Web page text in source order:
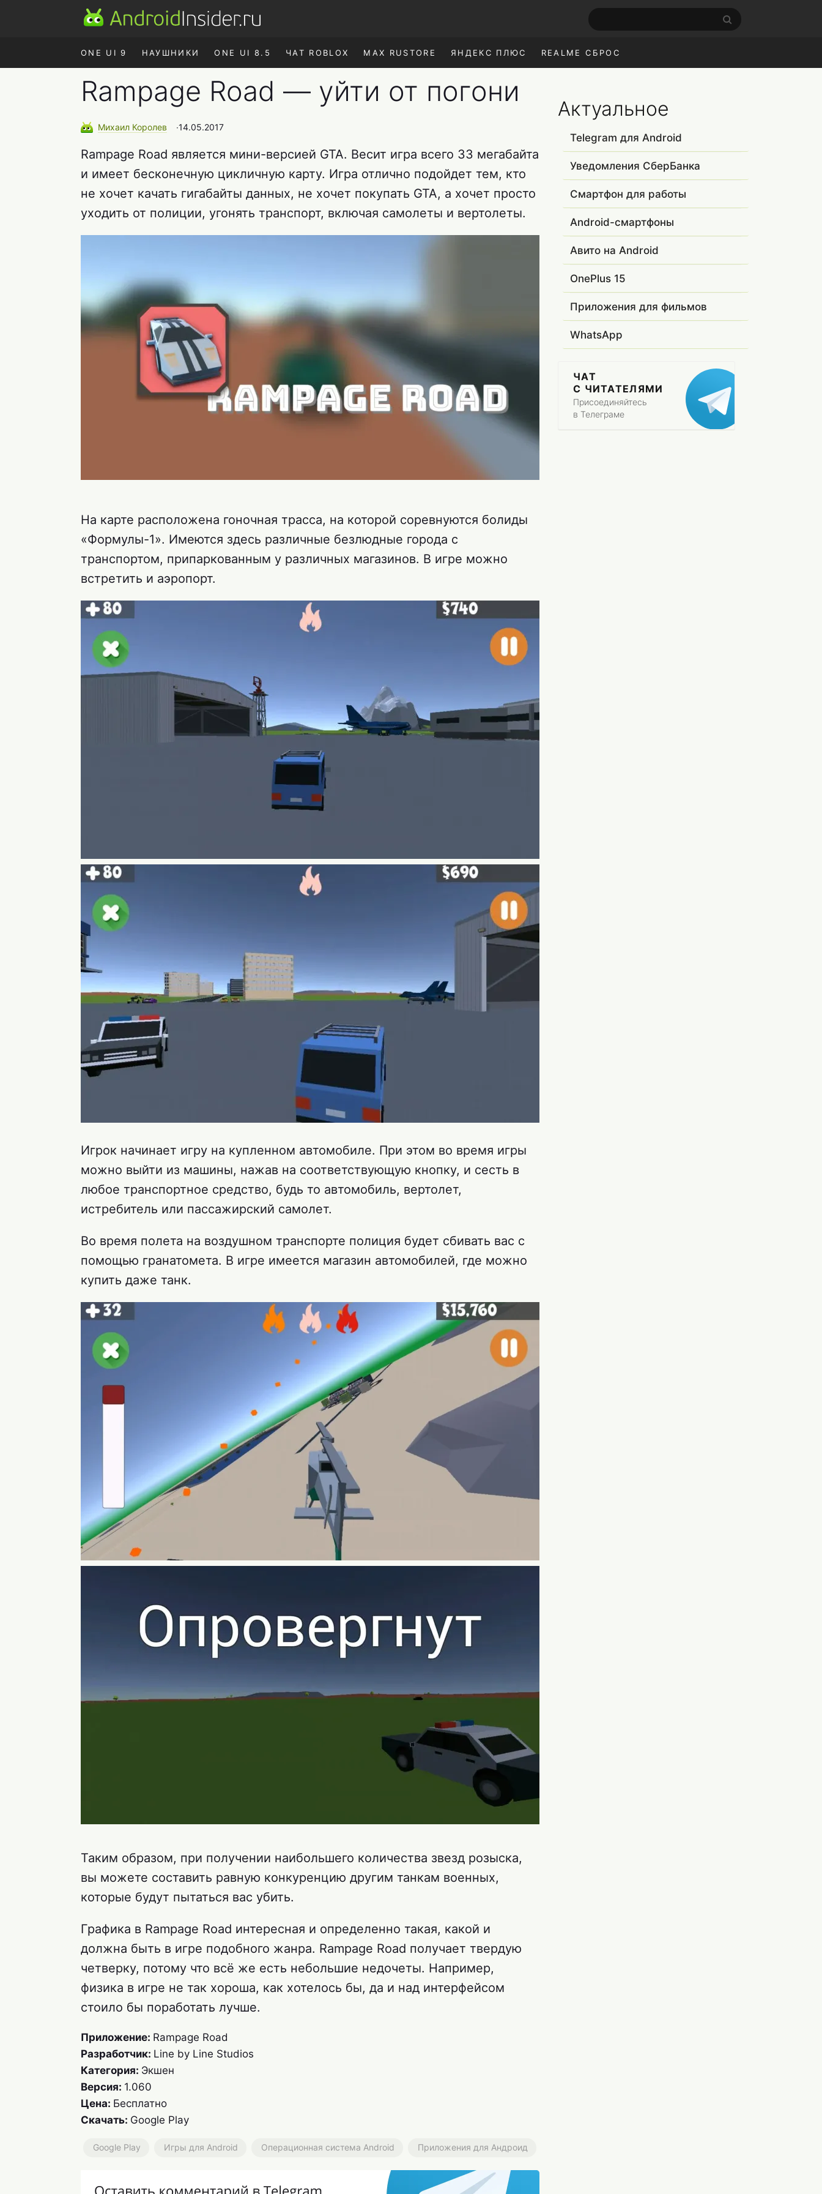
ONE UI 9 НАУШНИКИ ONE UI 8.5 ЧАТ ROBLOX MAX RUSTORE ЯНДЕКС ПЛЮС REALME СБРОС
Rampage Road — уйти от погони
Михаил Королев ∙14.05.2017
Rampage Road является мини-версией GTA. Весит игра всего 33 мегабайта
и имеет бесконечную цикличную карту. Игра отлично подойдет тем, кто
не хочет качать гигабайты данных, не хочет покупать GTA, а хочет просто
уходить от полиции, угонять транспорт, включая самолеты и вертолеты.
На карте расположена гоночная трасса, на которой соревнуются болиды
«Формулы-1». Имеются здесь различные безлюдные города с
транспортом, припаркованным у различных магазинов. В игре можно
встретить и аэропорт.
Игрок начинает игру на купленном автомобиле. При этом во время игры
можно выйти из машины, нажав на соответствующую кнопку, и сесть в
любое транспортное средство, будь то автомобиль, вертолет,
истребитель или пассажирский самолет.
Во время полета на воздушном транспорте полиция будет сбивать вас с
помощью гранатомета. В игре имеется магазин автомобилей, где можно
купить даже танк.
Таким образом, при получении наибольшего количества звезд розыска,
вы можете составить равную конкуренцию другим танкам военных,
которые будут пытаться вас убить.
Графика в Rampage Road интересная и определенно такая, какой и
должна быть в игре подобного жанра. Rampage Road получает твердую
четверку, потому что всё же есть небольшие недочеты. Например,
физика в игре не так хороша, как хотелось бы, да и над интерфейсом
стоило бы поработать лучше.
Приложение: Rampage Road
Разработчик: Line by Line Studios
Категория: Экшен
Версия: 1.060
Цена: Бесплатно
Скачать: Google Play
Google Play Игры для Android Операционная система Android Приложения для Андроид
Актуальное
Telegram для Android
Уведомления СберБанка
Смартфон для работы
Android-смартфоны
Авито на Android
OnePlus 15
Приложения для фильмов
WhatsApp
ЧАТ
С ЧИТАТЕЛЯМИ
Присоединяйтесь
в Телеграме